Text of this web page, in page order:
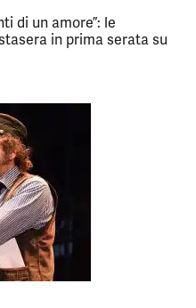
di un amore”: le
in prima serata su